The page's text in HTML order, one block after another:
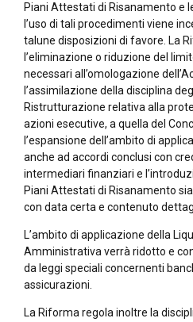
Piani Attestati di Risanamento e
l’uso di tali procedimenti viene
talune disposizioni di favore. La
l’eliminazione o riduzione del
necessari all’omologazione
l’assimilazione della disciplina
Ristrutturazione relativa alla
azioni esecutive, a quella del
l’espansione dell’ambito di
anche ad accordi conclusi con
intermediari finanziari e
Piani Attestati di Risanamento
con data certa e contenuto
L’ambito di applicazione della
Amministrativa verrà ridotto e
da leggi speciali concernenti
assicurazioni.
La Riforma regola inoltre la